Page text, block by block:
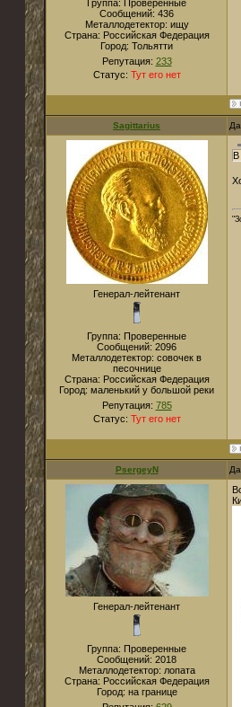
Группа: Проверенные
Сообщений: 436
Металлодетектор: ищу
Страна: Российская Федерация
Город: Тольятти
Репутация: 233
Статус: Тут его нет
Sagittarius
Генерал-лейтенант
Группа: Проверенные
Сообщений: 2096
Металлодетектор: совочек в
песочнице
Страна: Российская Федерация
Город: маленький у большой реки
Репутация: 785
Статус: Тут его нет
В
PsergeyN
Генерал-лейтенант
Группа: Проверенные
Сообщений: 2018
Металлодетектор: лопата
Страна: Российская Федерация
Город: на границе